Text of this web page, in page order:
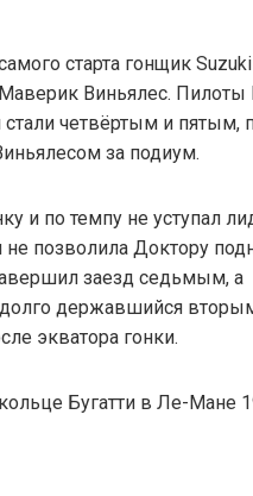
старта гонщик
Виньялес. Пилоты
четвёртым и пятым,
за подиум.
и по темпу не уступал
позволила Доктору
заезд седьмым, а
державшийся
экватора гонки.
Бугатти в Ле-Мане